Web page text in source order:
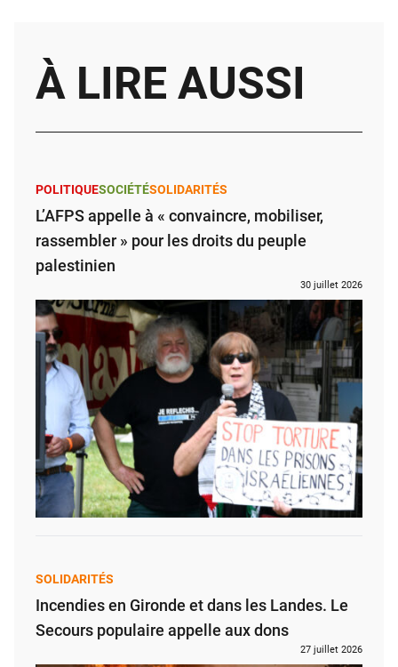
À LIRE AUSSI
POLITIQUESOCIÉTÉSOLIDARITÉS
L’AFPS appelle à « convaincre, mobiliser,
rassembler » pour les droits du peuple
palestinien
30 juillet 2026
SOLIDARITÉS
Incendies en Gironde et dans les Landes. Le
Secours populaire appelle aux dons
27 juillet 2026